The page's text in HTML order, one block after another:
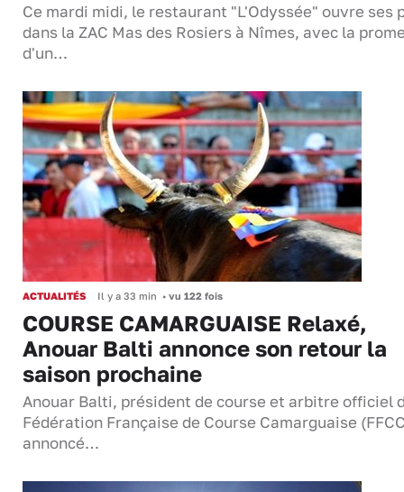
Ce mardi midi, le restaurant "L'Odyssée" ouvre ses
dans la ZAC Mas des Rosiers à Nîmes, avec la
d'un…
ACTUALITÉS Il y a 33 min • vu 122 fois
COURSE CAMARGUAISE Relaxé,
Anouar Balti annonce son retour la
saison prochaine
Anouar Balti, président de course et arbitre officiel
Fédération Française de Course Camarguaise
annoncé…